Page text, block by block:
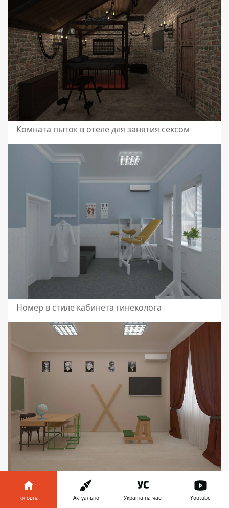
Комната пыток в отеле для занятия сексом
Номер в стиле кабинета гинеколога
Поиграть в "учитель-ученик" можно в
соответствующем номере
Головна Актуально Україна на часі Youtube